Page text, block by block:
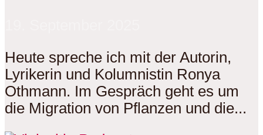
Heute spreche ich mit der Autorin,
Lyrikerin und Kolumnistin Ronya
Othmann. Im Gespräch geht es um
die Migration von Pflanzen und die...